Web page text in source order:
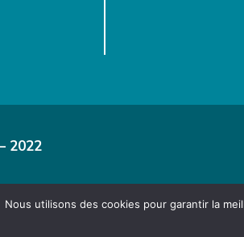
2022
Nous utilisons des cookies pour garantir la